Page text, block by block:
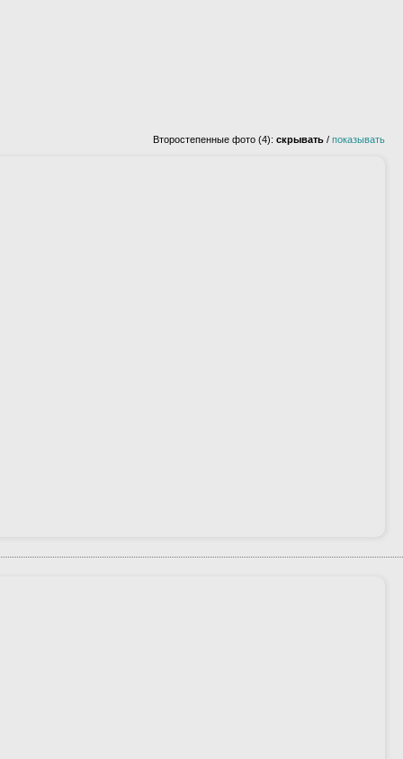
Второстепенные фото (4): скрывать / показывать